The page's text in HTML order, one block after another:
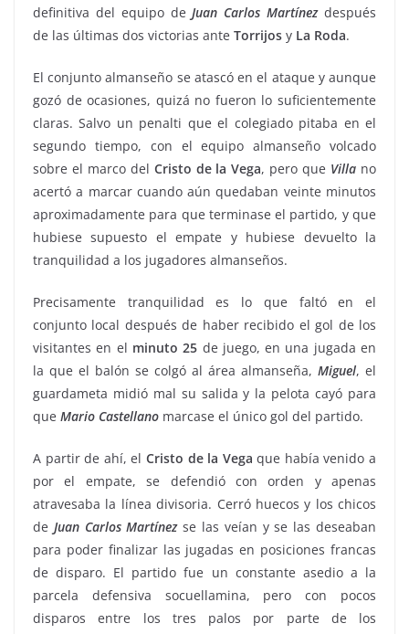
definitiva del equipo deJuan Carlos Martínezdespués
de las últimas dos victorias ante Torrijos y La Roda.
El conjunto almanseño se atascó en el ataque y aunque
gozó de ocasiones, quizá no fueron lo suficientemente
claras. Salvo un penalti que el colegiado pitaba en el
segundo tiempo, con el equipo almanseño volcado
sobre el marco del Cristo de la Vega, pero que Villa no
acertó a marcar cuando aún quedaban veinte minutos
aproximadamente para que terminase el partido, y que
hubiese supuesto el empate y hubiese devuelto la
tranquilidad a los jugadores almanseños.
Precisamente tranquilidad es lo que faltó en el
conjunto local después de haber recibido el gol de los
visitantes en el minuto 25 de juego, en una jugada en
la que el balón se colgó al área almanseña, Miguel, el
guardameta midió mal su salida y la pelota cayó para
que Mario Castellano marcase el único gol del partido.
A partir de ahí, el Cristo de la Vega que había venido a
por el empate, se defendió con orden y apenas
atravesaba la línea divisoria. Cerró huecos y los chicos
de Juan Carlos Martínezse las veían y se las deseaban
para poder finalizar las jugadas en posiciones francas
de disparo. El partido fue un constante asedio a la
parcela defensiva socuellamina, pero con pocos
disparos entre los tres palos por parte de los